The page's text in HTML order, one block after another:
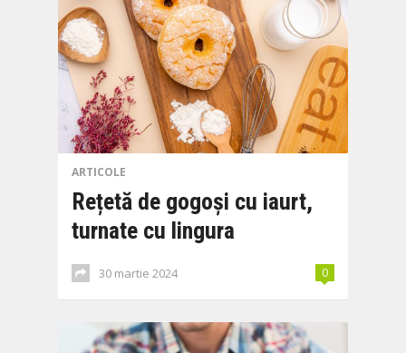
ARTICOLE
Rețetă de gogoși cu iaurt,
turnate cu lingura
30 martie 2024 0